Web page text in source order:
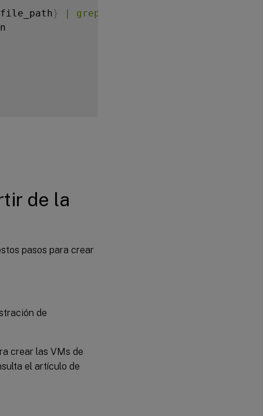
}
| grep '\[TrustIdentity\]' | sed
de la
pasos para crear
de
crear las VMs de
el artículo de